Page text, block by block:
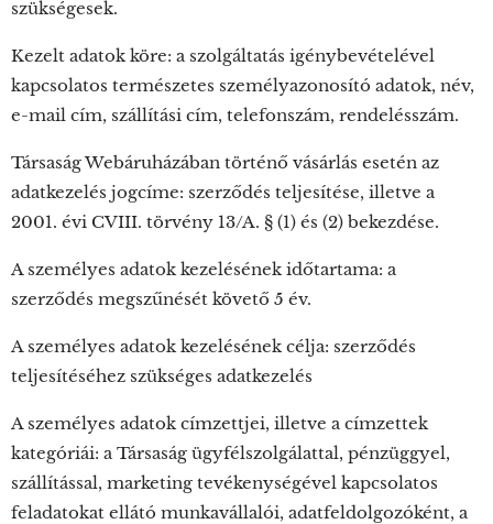
szükségesek.
Kezelt adatok köre: a szolgáltatás igénybevételével
kapcsolatos természetes személyazonosító adatok, név,
e-mail cím, szállítási cím, telefonszám, rendelésszám.
Társaság Webáruházában történő vásárlás esetén az
adatkezelés jogcíme: szerződés teljesítése, illetve a
2001. évi CVIII. törvény 13/A. § (1) és (2) bekezdése.
A személyes adatok kezelésének időtartama: a
szerződés megszűnését követő 5 év.
A személyes adatok kezelésének célja: szerződés
teljesítéséhez szükséges adatkezelés
A személyes adatok címzettjei, illetve a címzettek
kategóriái: a Társaság ügyfélszolgálattal, pénzüggyel,
szállítással, marketing tevékenységével kapcsolatos
feladatokat ellátó munkavállalói, adatfeldolgozóként, a